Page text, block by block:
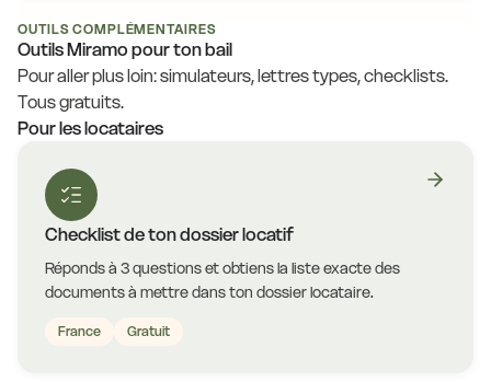
OUTILS COMPLÉMENTAIRES
Outils Miramo pour ton bail
Pour aller plus loin: simulateurs, lettres types, checklists.
Tous gratuits.
Pour les locataires
Checklist de ton dossier locatif
Réponds à 3 questions et obtiens la liste exacte des
documents à mettre dans ton dossier locataire.
France Gratuit